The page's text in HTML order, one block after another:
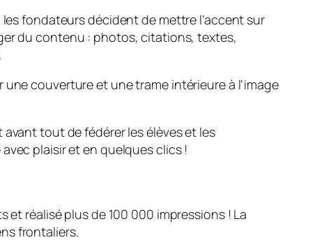
fondateurs décident de mettre l’accent sur
du contenu : photos, citations, textes,
couverture et une trame intérieure à l’image
avant tout de fédérer les élèves et les
plaisir et en quelques clics !
et réalisé plus de 100 000 impressions ! La
frontaliers.